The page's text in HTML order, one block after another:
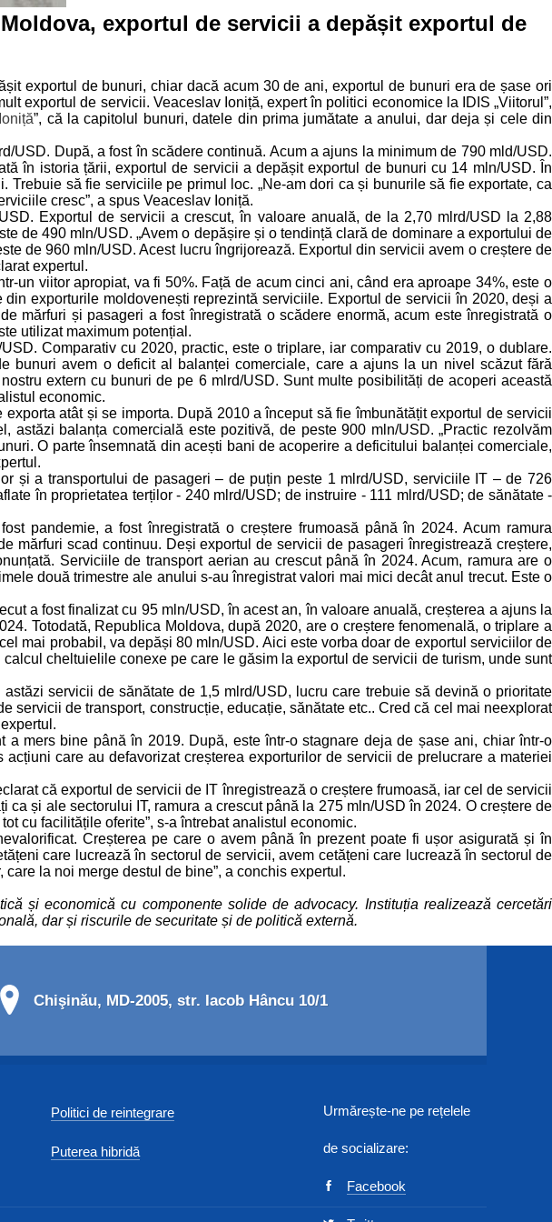
exportul de servicii a depășit exportul de
exportul de bunuri, chiar dacă acum 30 de ani, exportul de bunuri era de șase ori
exportul de servicii. Veaceslav Ioniță, expert în politici economice la IDIS „Viitorul”,
”, că la capitolul bunuri, datele din prima jumătate a anului, dar deja și cele din
USD. După, a fost în scădere continuă. Acum a ajuns la minimum de 790 mld/USD.
în istoria țării, exportul de servicii a depășit exportul de bunuri cu 14 mln/USD. În
să fie serviciile pe primul loc. „Ne-am dori ca și bunurile să fie exportate, ca
cresc”, a spus Veaceslav Ioniță.
Exportul de servicii a crescut, în valoare anuală, de la 2,70 mlrd/USD la 2,88
de 490 mln/USD. „Avem o depășire și o tendință clară de dominare a exportului de
de 960 mln/USD. Acest lucru îngrijorează. Exportul din servicii avem o creștere de
expertul.
un viitor apropiat, va fi 50%. Față de acum cinci ani, când era aproape 34%, este o
exporturile moldovenești reprezintă serviciile. Exportul de servicii în 2020, deși a
mărfuri și pasageri a fost înregistrată o scădere enormă, acum este înregistrată o
utilizat maximum potențial.
Comparativ cu 2020, practic, este o triplare, iar comparativ cu 2019, o dublare.
bunuri avem o deficit al balanței comerciale, care a ajuns la un nivel scăzut fără
extern cu bunuri de pe 6 mlrd/USD. Sunt multe posibilități de acoperi această
economic.
atât și se importa. După 2010 a început să fie îmbunătățit exportul de servicii
balanța comercială este pozitivă, de peste 900 mln/USD. „Practic rezolvăm
O parte însemnată din acești bani de acoperire a deficitului balanței comerciale,
și a transportului de pasageri – de puțin peste 1 mlrd/USD, serviciile IT – de 726
în proprietatea terților - 240 mlrd/USD; de instruire - 111 mlrd/USD; de sănătate -
pandemie, a fost înregistrată o creștere frumoasă până în 2024. Acum ramura
mărfuri scad continuu. Deși exportul de servicii de pasageri înregistrează creștere,
Serviciile de transport aerian au crescut până în 2024. Acum, ramura are o
două trimestre ale anului s-au înregistrat valori mai mici decât anul trecut. Este o
a fost finalizat cu 95 mln/USD, în acest an, în valoare anuală, creșterea a ajuns la
Totodată, Republica Moldova, după 2020, are o creștere fenomenală, o triplare a
mai probabil, va depăși 80 mln/USD. Aici este vorba doar de exportul serviciilor de
cheltuielile conexe pe care le găsim la exportul de servicii de turism, unde sunt
servicii de sănătate de 1,5 mlrd/USD, lucru care trebuie să devină o prioritate
de transport, construcție, educație, sănătate etc.. Cred că cel mai neexplorat
mers bine până în 2019. După, este într-o stagnare deja de șase ani, chiar într-o
care au defavorizat creșterea exporturilor de servicii de prelucrare a materiei
că exportul de servicii de IT înregistrează o creștere frumoasă, iar cel de servicii
și ale sectorului IT, ramura a crescut până la 275 mln/USD în 2024. O creștere de
cu facilitățile oferite”, s-a întrebat analistul economic.
Creșterea pe care o avem până în prezent poate fi ușor asigurată și în
care lucrează în sectorul de servicii, avem cetățeni care lucrează în sectorul de
la noi merge destul de bine”, a conchis expertul.
și economică cu componente solide de advocacy. Instituția realizează cercetări
dar și riscurile de securitate și de politică externă.
Chişinău, MD-2005, str. Iacob Hâncu 10/1
Politici de reintegrare
Puterea hibridă
Urmărește-ne pe rețelele
de socializare:
Facebook